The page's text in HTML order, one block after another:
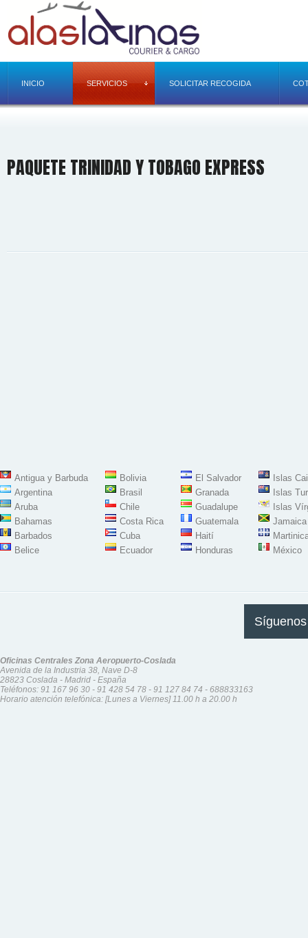
INICIO SERVICIOS SOLICITAR RECOGIDA
PAQUETE TRINIDAD Y TOBAGO EXPRESS
Antigua y Barbuda
Argentina
Aruba
Bahamas
Barbados
Belice
Bolivia
Brasil
Chile
Costa Rica
Cuba
Ecuador
El Salvador
Granada
Guadalupe
Guatemala
Haití
Honduras
Islas
Islas
Islas
Jamaica
México
Oficinas Centrales Zona Aeropuerto-Coslada
Avenida de la Industria 38, Nave D-8
28823 Coslada - Madrid - España
Teléfonos: 91 167 96 30 - 91 428 54 78 - 91 127 84 74 - 688833163
Horario atención telefónica: [Lunes a Viernes] 11.00 h a 20.00 h